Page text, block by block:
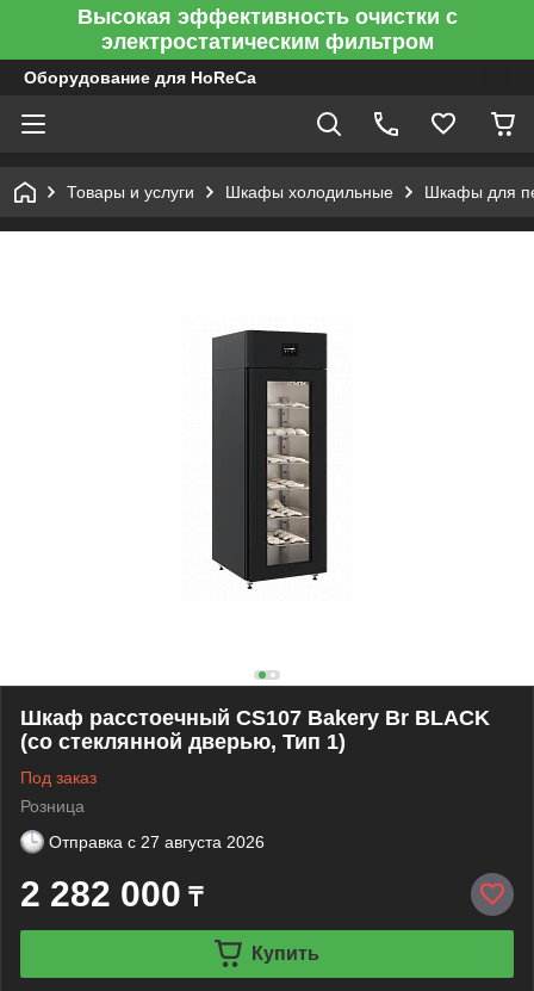
Высокая эффективность очистки с
электростатическим фильтром
Оборудование для HoReCa
Товары и услуги Шкафы холодильные Шкафы для
Шкаф расстоечный CS107 Bakery Br BLАCK
(со стеклянной дверью, Тип 1)
Под заказ
Розница
Отправка с 27 августа 2026
2 282 000 ₸
Купить